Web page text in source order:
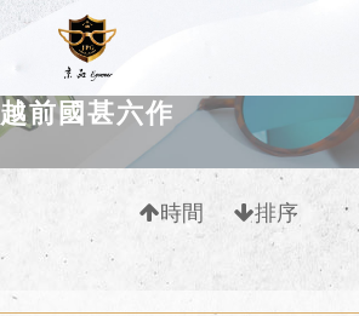
越前國甚六作
時間 排序